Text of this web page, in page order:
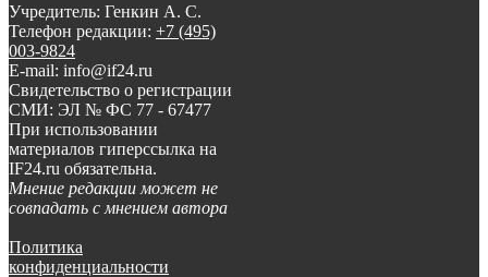
Учредитель: Генкин А. С.
Телефон редакции: +7 (495)
003-9824
E-mail: info@if24.ru
Свидетельство о регистрации
СМИ: ЭЛ № ФС 77 - 67477
При использовании
материалов гиперссылка на
IF24.ru обязательна.
Мнение редакции может не
совпадать с мнением автора
Политика
конфиденциальности